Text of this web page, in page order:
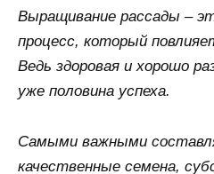
Выращивание рассады –
процесс, который
Ведь здоровая и хорошо
уже половина успеха.
Самыми важными
качественные семена,